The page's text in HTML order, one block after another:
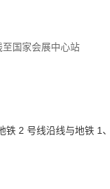
国家会展中心站
2 号线沿线与地铁